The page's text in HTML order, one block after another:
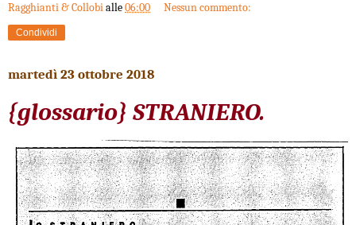
Ragghianti & Collobialle06:00 Nessun commento:
Condividi
martedì 23 ottobre 2018
{glossario} STRANIERO.